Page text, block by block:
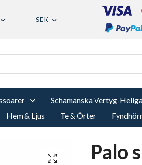
SEK
Schamanska Vertyg-
Hem & Ljus Te & Örter
Palo